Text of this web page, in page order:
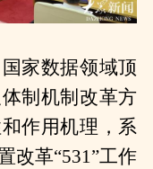
家数据领域顶
制机制改革方
作用机理，系
改革“531”工作